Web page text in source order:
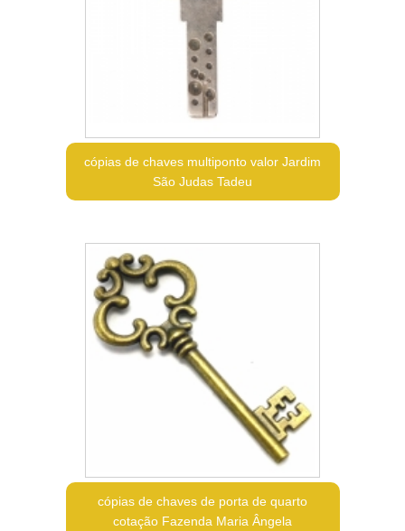
cópias de chaves multiponto valor Jardim
São Judas Tadeu
cópias de chaves de porta de quarto
cotação Fazenda Maria Ângela